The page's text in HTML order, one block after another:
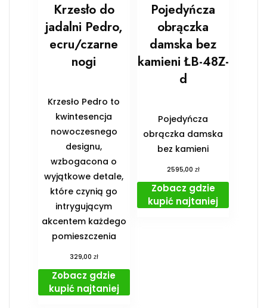
Krzesło do
jadalni Pedro,
ecru/czarne
nogi
Krzesło Pedro to
kwintesencja
nowoczesnego
designu,
wzbogacona o
wyjątkowe detale,
które czynią go
intrygującym
akcentem każdego
pomieszczenia
329,00 zł
Zobacz gdzie
kupić najtaniej
Pojedyńcza
obrączka
damska bez
kamieni ŁB-48Z-
d
Pojedyńcza
obrączka damska
bez kamieni
2595,00 zł
Zobacz gdzie
kupić najtaniej